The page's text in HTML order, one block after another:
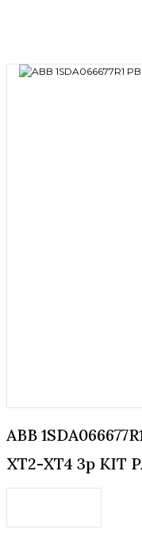
ABB
XT2-XT4 3p KIT